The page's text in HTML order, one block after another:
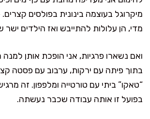
מיקרוגל בעוצמה בינונית בפולסים
מדי, הן עלולות להתייבש ואז הילדים ישר
ואם נשארו פרגיות, אני הופכת אותן
בתוך פיתה עם ירקות, ערבוב עם פסטה
“טאקו” ביתי עם טורטייה ומלפפון. זה
בפועל זו אותה עבודה שכבר נעשתה.